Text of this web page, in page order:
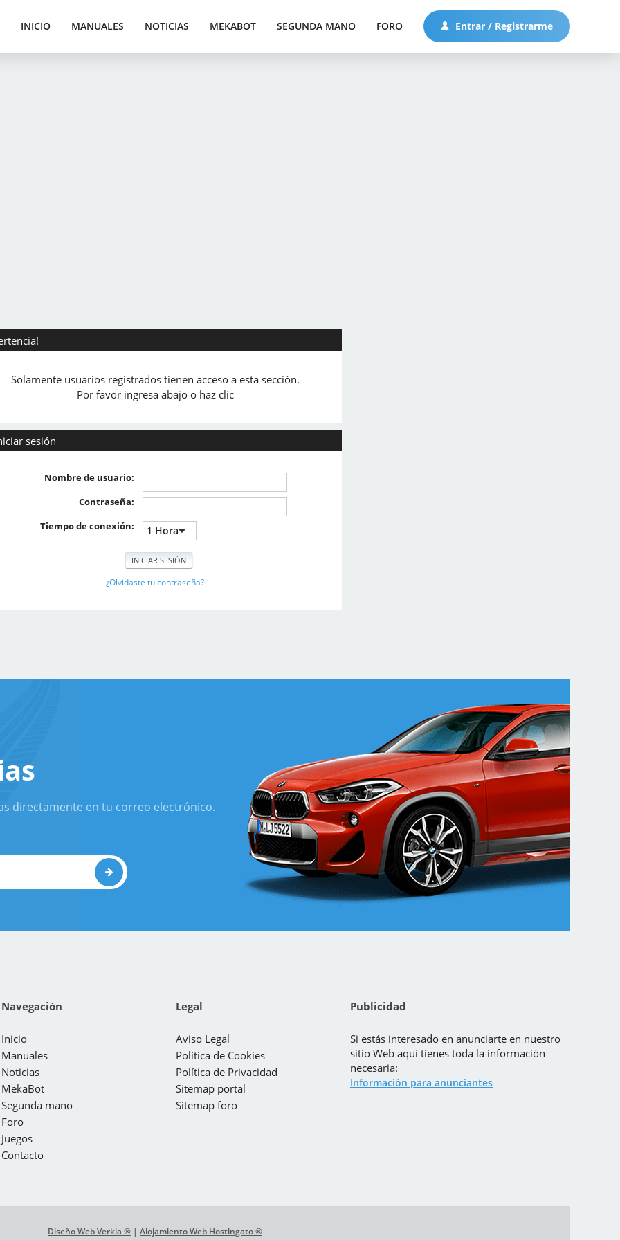
INICIO MANUALES NOTICIAS MEKABOT SEGUNDA MANO FORO Entrar / Registrarme
Solamente usuarios registrados tienen acceso a esta sección.
Por favor ingresa abajo o haz clic
sesión
Nombre de usuario:
Contraseña:
Tiempo de conexión:
¿Olvidaste tu contraseña?
directamente en tu correo electrónico.
Navegación
Inicio
Manuales
Noticias
MekaBot
Segunda mano
Foro
Juegos
Contacto
Legal
Aviso Legal
Política de Cookies
Política de Privacidad
Sitemap portal
Sitemap foro
Publicidad
Si estás interesado en anunciarte en nuestro
sitio Web aquí tienes toda la información
necesaria:
Información para anunciantes
Diseño Web Verkia ® | Alojamiento Web Hostingato ®